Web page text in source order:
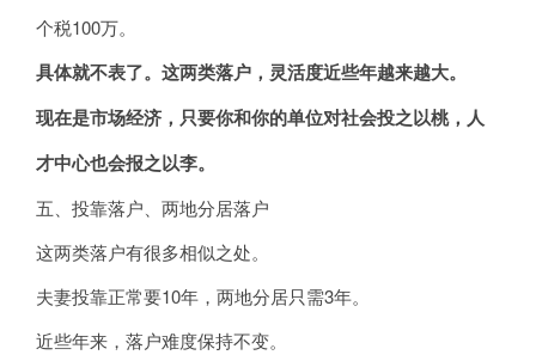
个税100万。
具体就不表了。这两类落户，灵活度近些年越来越大。
现在是市场经济，只要你和你的单位对社会投之以桃，人
才中心也会报之以李。
五、投靠落户、两地分居落户
这两类落户有很多相似之处。
夫妻投靠正常要10年，两地分居只需3年。
近些年来，落户难度保持不变。